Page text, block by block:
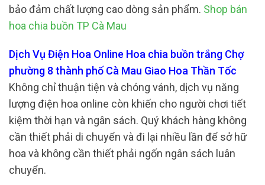
bảo đảm chất lượng cao dòng sản phẩm. Shop bán
hoa chia buồn TP Cà Mau
Dịch Vụ Điện Hoa Online Hoa chia buồn trắng Chợ
phường 8 thành phố Cà Mau Giao Hoa Thần Tốc
Không chỉ thuận tiện và chóng vánh, dịch vụ năng
lượng điện hoa online còn khiến cho người chơi tiết
kiệm thời hạn và ngân sách. Quý khách hàng không
cần thiết phải di chuyển và đi lại nhiều lần để sở hữ
hoa và không cần thiết phải ngốn ngân sách luân
chuyển.